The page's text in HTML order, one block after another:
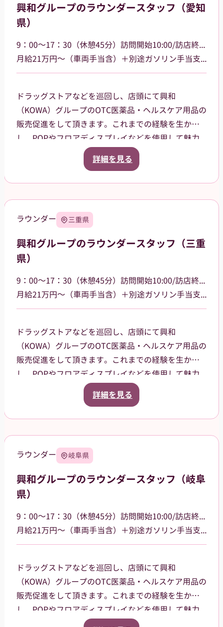
興和グループのラウンダースタッフ（愛知
県）
9：00～17：30（休憩45分）訪問開始10:00/訪店終了17:00
月給21万円～（車両手当含）＋別途ガソリン手当支給 その他手当あり
ドラッグストアなどを巡回し、店頭にて興和
（KOWA）グループのOTC医薬品・ヘルスケア用品の
販売促進をして頂きます。これまでの経験を生か
し、POPやフロアディスプレイなどを使用して魅力
的な売場作りをお願いします。また、商品や稼働に
関する研修などは、事前に担当者から数日間行いま
を担当していただきます。2026年12月31日までを予
り）。
詳細を見る
ラウンダー 三重県
興和グループのラウンダースタッフ（三重
県）
9：00～17：30（休憩45分）訪問開始10:00/訪店終了17:00
月給21万円～（車両手当含）＋別途ガソリン手当支給 その他手当あり
ドラッグストアなどを巡回し、店頭にて興和
（KOWA）グループのOTC医薬品・ヘルスケア用品の
販売促進をして頂きます。これまでの経験を生か
し、POPやフロアディスプレイなどを使用して魅力
的な売場作りをお願いします。また、商品や稼働に
関する研修などは、事前に担当者から数日間行いま
していただきます。
詳細を見る
ラウンダー 岐阜県
興和グループのラウンダースタッフ（岐阜
県）
9：00～17：30（休憩45分）訪問開始10:00/訪店終了17:00
月給21万円～（車両手当含）＋別途ガソリン手当支給 その他手当あり
ドラッグストアなどを巡回し、店頭にて興和
（KOWA）グループのOTC医薬品・ヘルスケア用品の
販売促進をして頂きます。これまでの経験を生か
し、POPやフロアディスプレイなどを使用して魅力
的な売場作りをお願いします。また、商品や稼働に